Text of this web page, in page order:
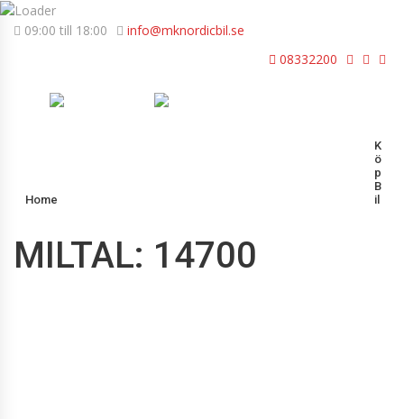
09:00 till 18:00
info@mknordicbil.se
08332200
Home
K
Ö
P
B
Il
MILTAL: 14700